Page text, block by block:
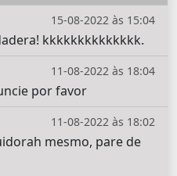
15-08-2022 às 15:04
kkkkkkkkkkkkkk.
11-08-2022 às 18:04
por favor
11-08-2022 às 18:02
mesmo, pare de